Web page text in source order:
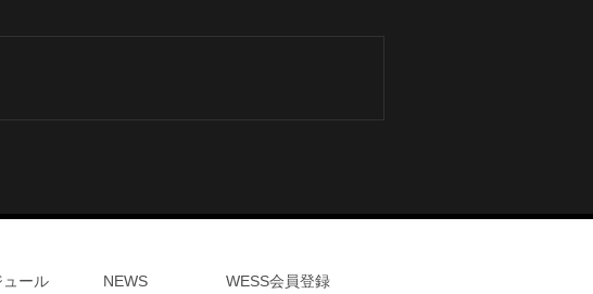
ュール NEWS WESS会員登録